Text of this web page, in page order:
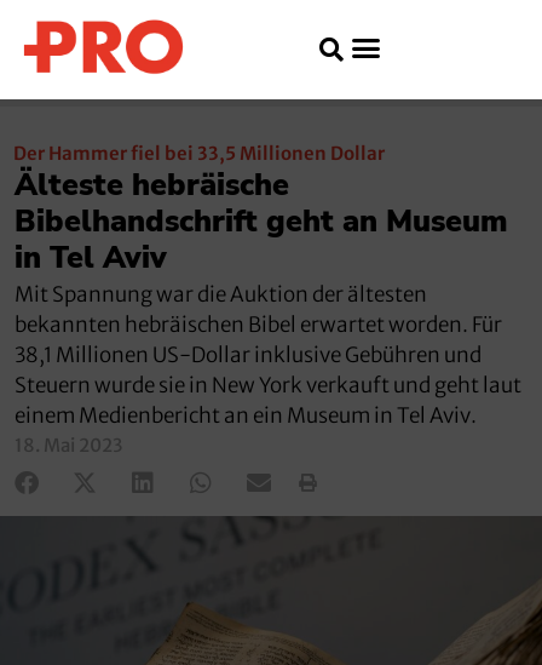
Der Hammer fiel bei 33,5 Millionen Dollar
Älteste hebräische
Bibelhandschrift geht an Museum
in Tel Aviv
Mit Spannung war die Auktion der ältesten
bekannten hebräischen Bibel erwartet worden. Für
38,1 Millionen US-Dollar inklusive Gebühren und
Steuern wurde sie in New York verkauft und geht laut
einem Medienbericht an ein Museum in Tel Aviv.
18. Mai 2023